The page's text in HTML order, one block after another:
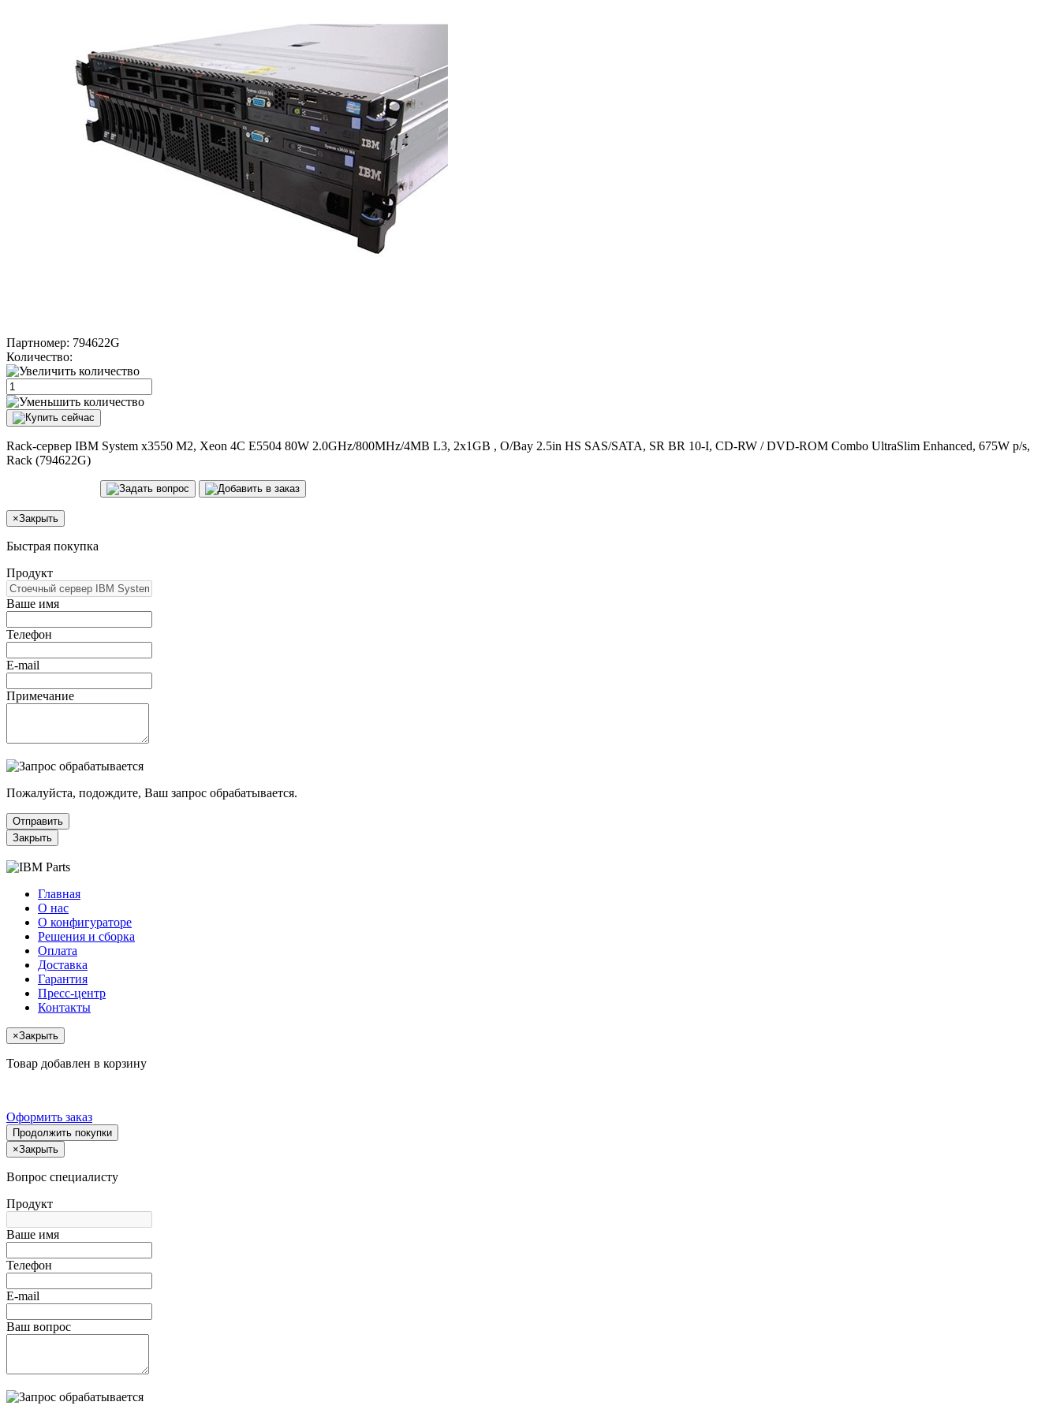
Партномер: 794622G
Количество:
Rack-сервер IBM System x3550 M2, Xeon 4C E5504 80W 2.0GHz/800MHz/4MB L3, 2x1GB , O/Bay 2.5in HS SAS/SATA, SR BR 10-I, CD-RW / DVD-ROM Combo UltraSlim Enhanced, 675W p/s,
Rack (794622G)
×Закрыть
Быстрая покупка
Продукт
Ваше имя
Телефон
E-mail
Примечание
Пожалуйста, подождите, Ваш запрос обрабатывается.
Отправить
Закрыть
Главная
О нас
О конфигураторе
Решения и сборка
Оплата
Доставка
Гарантия
Пресс-центр
Контакты
×Закрыть
Товар добавлен в корзину
Оформить заказ
Продолжить покупки
×Закрыть
Вопрос специалисту
Продукт
Ваше имя
Телефон
E-mail
Ваш вопрос